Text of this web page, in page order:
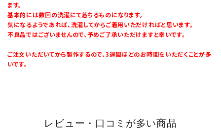
ます。
基本的には数回の洗濯にて落ちるものになります。
気になるようであれば、洗濯してからご着用いただければと思います。
不良品ではございませんので、予めご了承いただけますと幸いです。
ご注文いただいてから製作するので、3週間ほどのお時間をいただくことが多
いです。
レビュー・口コミが多い商品